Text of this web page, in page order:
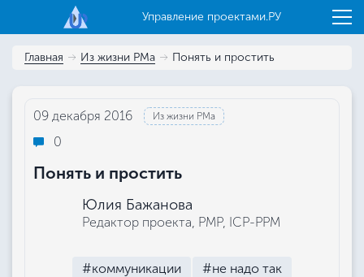
Управление проектами.РУ
Главная Из жизни РМа Понять и простить
09 декабря 2016 Из жизни РМа
0
Понять и простить
Юлия Бажанова
Редактор проекта, РМР, ICP-PPM
#коммуникации #не надо так